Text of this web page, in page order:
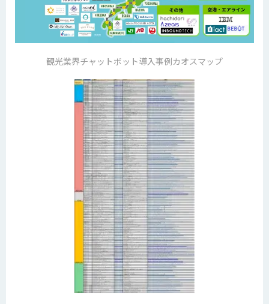
観光業界チャットボット導入事例カオスマップ